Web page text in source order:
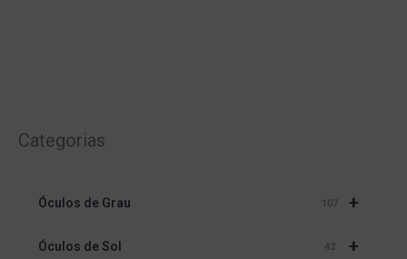
Categorias
+
Óculos de Grau 107
+
Óculos de Sol 42